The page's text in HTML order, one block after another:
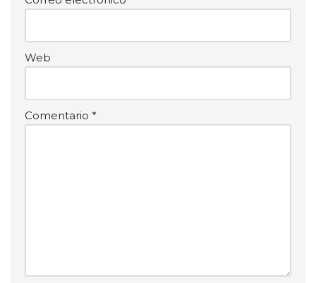
Web
Comentario *